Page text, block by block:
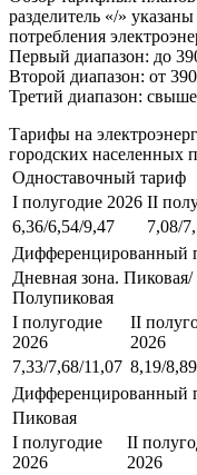
разделитель «/»
потребления
Первый диапазон: до
Второй диапазон: от
Третий диапазон:
Тарифы на
городских населенных
Одноставочный тариф
I полугодие 2026 II
6,36/6,54/9,47
7,08/
Дифференцированный
Дневная зона. Пиковая/
Полупиковая
I полугодие
2026
II
2026
7,33/7,68/11,07 8,19/
Дифференцированный
Пиковая
I полугодие
2026
II
2026